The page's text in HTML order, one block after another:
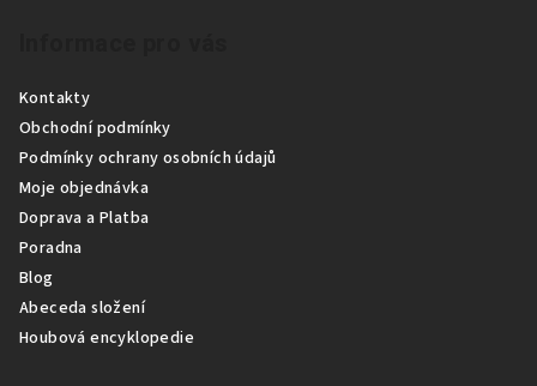
Kontakty
Obchodní podmínky
Podmínky ochrany osobních údajů
Moje objednávka
Doprava a Platba
Poradna
Blog
Abeceda složení
Houbová encyklopedie